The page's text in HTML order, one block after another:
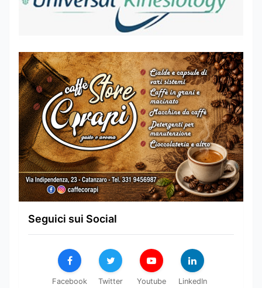
Seguici sui Social
Facebook Twitter Youtube LinkedIn